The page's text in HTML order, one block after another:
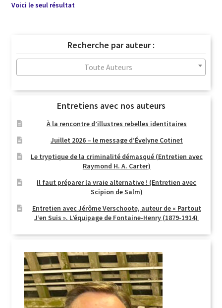
Voici le seul résultat
Recherche par auteur :
Toute Auteurs
Entretiens avec nos auteurs
À la rencontre d’illustres rebelles identitaires
Juillet 2026 – le message d’Évelyne Cotinet
Le tryptique de la criminalité démasqué (Entretien avec
Raymond H. A. Carter)
Il faut préparer la vraie alternative ! (Entretien avec
Scipion de Salm)
Entretien avec Jérôme Verschoote, auteur de « Partout
J’en Suis ». L’équipage de Fontaine-Henry (1879-1914)